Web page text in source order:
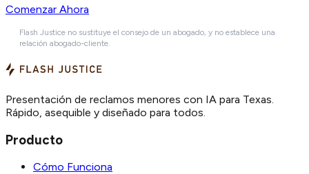
Comenzar Ahora
Flash Justice no sustituye el consejo de un abogado, y no establece una
relación abogado-cliente.
Presentación de reclamos menores con IA para Texas.
Rápido, asequible y diseñado para todos.
Producto
Cómo Funciona